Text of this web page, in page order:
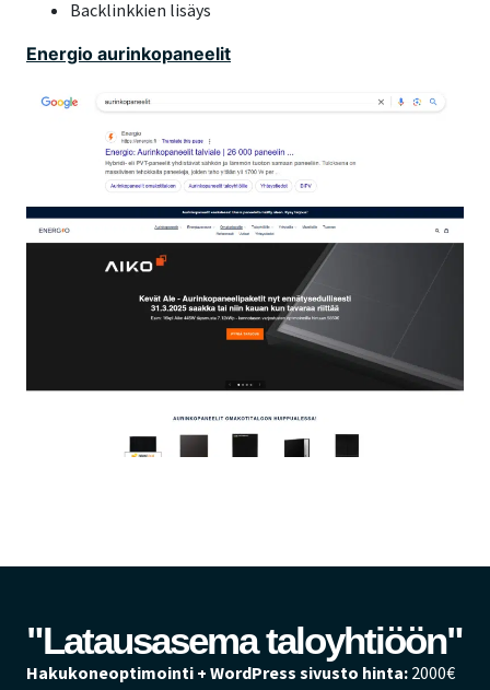
Backlinkkien lisäys
Energio aurinkopaneelit
"Latausasema taloyhtiöön"
Hakukoneoptimointi + WordPress sivusto hinta: 2000€